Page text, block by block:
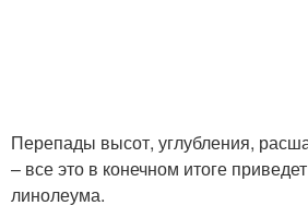
Перепады высот, углубления,
– все это в конечном итоге
линолеума.